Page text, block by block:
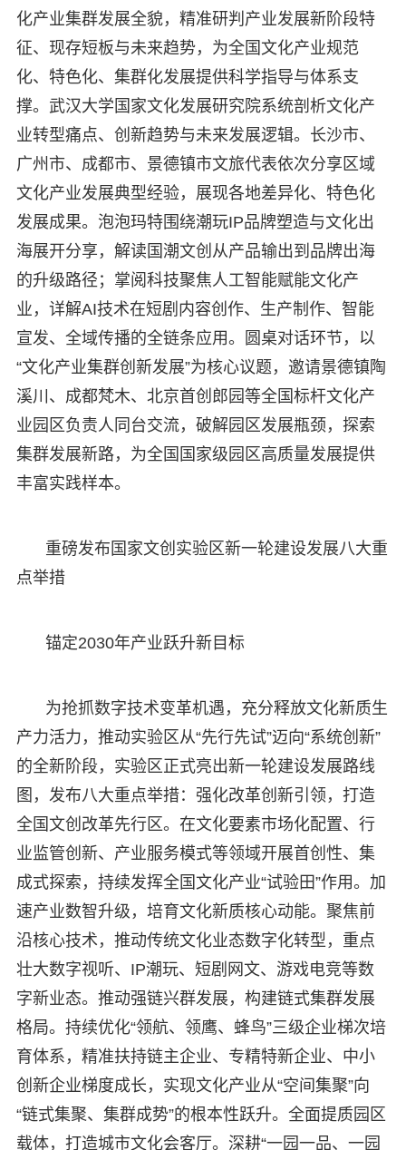
化产业集群发展全貌，精准研判产业发展新阶段特
征、现存短板与未来趋势，为全国文化产业规范
化、特色化、集群化发展提供科学指导与体系支
撑。武汉大学国家文化发展研究院系统剖析文化产
业转型痛点、创新趋势与未来发展逻辑。长沙市、
广州市、成都市、景德镇市文旅代表依次分享区域
文化产业发展典型经验，展现各地差异化、特色化
发展成果。泡泡玛特围绕潮玩IP品牌塑造与文化出
海展开分享，解读国潮文创从产品输出到品牌出海
的升级路径；掌阅科技聚焦人工智能赋能文化产
业，详解AI技术在短剧内容创作、生产制作、智能
宣发、全域传播的全链条应用。圆桌对话环节，以
“文化产业集群创新发展”为核心议题，邀请景德镇陶
溪川、成都梵木、北京首创郎园等全国标杆文化产
业园区负责人同台交流，破解园区发展瓶颈，探索
集群发展新路，为全国国家级园区高质量发展提供
丰富实践样本。
重磅发布国家文创实验区新一轮建设发展八大重
点举措
锚定2030年产业跃升新目标
为抢抓数字技术变革机遇，充分释放文化新质生
产力活力，推动实验区从“先行先试”迈向“系统创新”
的全新阶段，实验区正式亮出新一轮建设发展路线
图，发布八大重点举措：强化改革创新引领，打造
全国文创改革先行区。在文化要素市场化配置、行
业监管创新、产业服务模式等领域开展首创性、集
成式探索，持续发挥全国文化产业“试验田”作用。加
速产业数智升级，培育文化新质核心动能。聚焦前
沿核心技术，推动传统文化业态数字化转型，重点
壮大数字视听、IP潮玩、短剧网文、游戏电竞等数
字新业态。推动强链兴群发展，构建链式集群发展
格局。持续优化“领航、领鹰、蜂鸟”三级企业梯次培
育体系，精准扶持链主企业、专精特新企业、中小
创新企业梯度成长，实现文化产业从“空间集聚”向
“链式集聚、集群成势”的根本性跃升。全面提质园区
载体，打造城市文化会客厅。深耕“一园一品、一园